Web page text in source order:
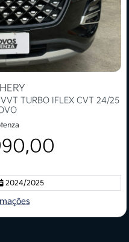
TURBO IFLEX CVT 24/25
2024/2025